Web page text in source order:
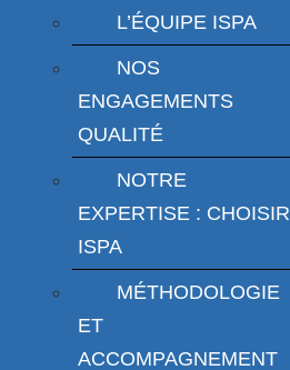
L’ÉQUIPE ISPA
NOS
ENGAGEMENTS
QUALITÉ
NOTRE
EXPERTISE : CHOISIR
ISPA
MÉTHODOLOGIE
ET
ACCOMPAGNEMENT